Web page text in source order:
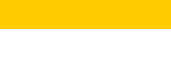
content